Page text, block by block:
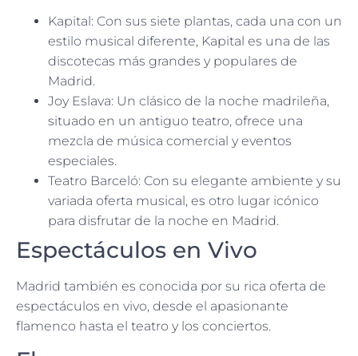
Kapital: Con sus siete plantas, cada una con un
estilo musical diferente, Kapital es una de las
discotecas más grandes y populares de
Madrid.
Joy Eslava: Un clásico de la noche madrileña,
situado en un antiguo teatro, ofrece una
mezcla de música comercial y eventos
especiales.
Teatro Barceló: Con su elegante ambiente y su
variada oferta musical, es otro lugar icónico
para disfrutar de la noche en Madrid.
Espectáculos en Vivo
Madrid también es conocida por su rica oferta de
espectáculos en vivo, desde el apasionante
flamenco hasta el teatro y los conciertos.